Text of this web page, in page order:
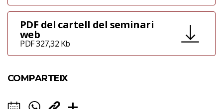
PDF del cartell del seminari
web
PDF 327,32 Kb
COMPARTEIX